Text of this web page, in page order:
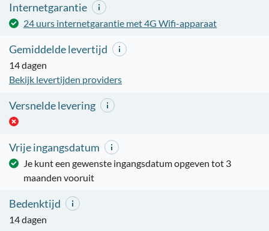
Internetgarantie
24 uurs internetgarantie met 4G Wifi-apparaat
Gemiddelde levertijd
14 dagen
Bekijk levertijden providers
Versnelde levering
Vrije ingangsdatum
Je kunt een gewenste ingangsdatum opgeven tot 3
maanden vooruit
Bedenktijd
14 dagen